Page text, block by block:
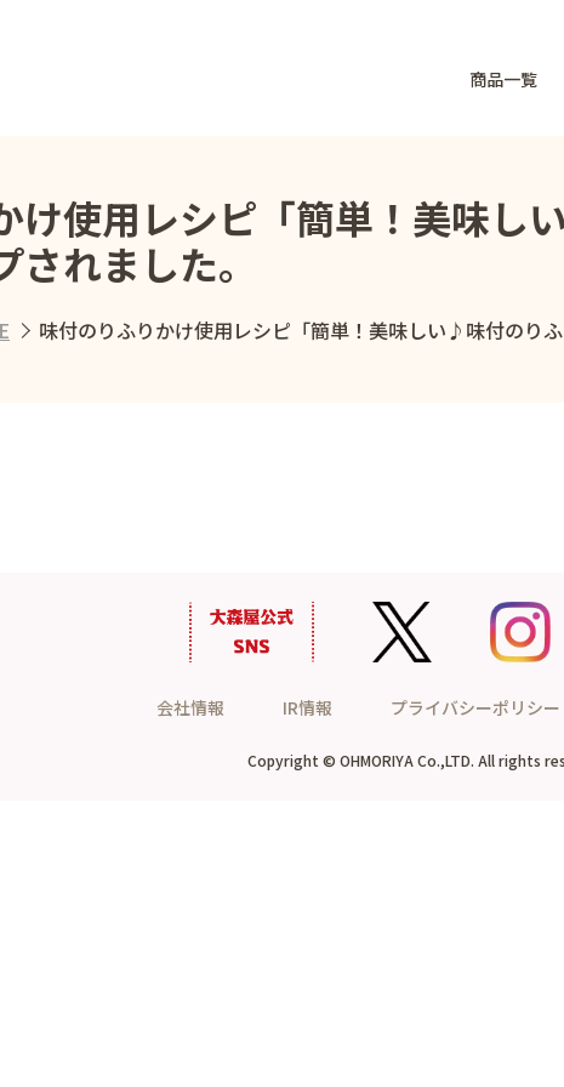
商品一覧
け使用レシピ「簡単！美味し
れました。
味付のりふりかけ使用レシピ「簡単！美味しい♪味付のり
会社情報 IR情報 プライバシーポリシー
Copyright © OHMORIYA Co.,LTD. All rights